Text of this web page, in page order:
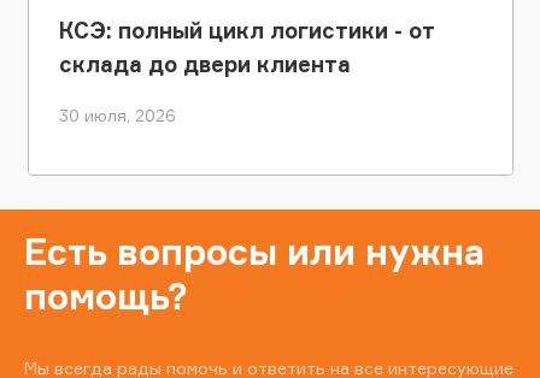
КСЭ: полный цикл логистики - от
склада до двери клиента
30 июля, 2026
Есть вопросы или нужна
помощь?
Мы всегда рады помочь и ответить на все интересующие